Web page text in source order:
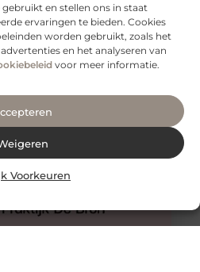
en stellen ons in staat
ervaringen te bieden. Cookies
worden gebruikt, zoals het
en het analyseren van
voor meer informatie.
Voorkeuren
in hout
gereedschap dat wordt
te boren. Het is een